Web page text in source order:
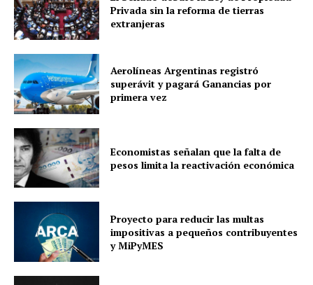
Privada sin la reforma de tierras
extranjeras
Aerolíneas Argentinas registró
superávit y pagará Ganancias por
primera vez
Economistas señalan que la falta de
pesos limita la reactivación económica
Proyecto para reducir las multas
impositivas a pequeños contribuyentes
y MiPyMES